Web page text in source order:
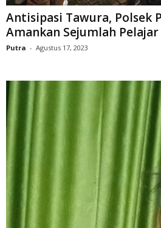
Antisipasi Tawura, Polsek
Amankan Sejumlah Pelajar
Putra - Agustus 17, 2023